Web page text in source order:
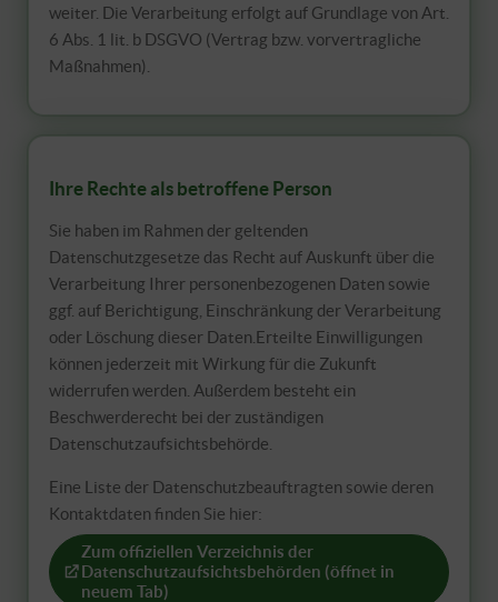
weiter. Die Verarbeitung erfolgt auf Grundlage von Art.
6 Abs. 1 lit. b DSGVO (Vertrag bzw. vorvertragliche
Maßnahmen).
Ihre Rechte als betroffene Person
Sie haben im Rahmen der geltenden
Datenschutzgesetze das Recht auf Auskunft über die
Verarbeitung Ihrer personenbezogenen Daten sowie
ggf. auf Berichtigung, Einschränkung der Verarbeitung
oder Löschung dieser Daten.Erteilte Einwilligungen
können jederzeit mit Wirkung für die Zukunft
widerrufen werden. Außerdem besteht ein
Beschwerderecht bei der zuständigen
Datenschutzaufsichtsbehörde.
Eine Liste der Datenschutzbeauftragten sowie deren
Kontaktdaten finden Sie hier:
Zum offiziellen Verzeichnis der
Datenschutzaufsichtsbehörden (öffnet in
neuem Tab)